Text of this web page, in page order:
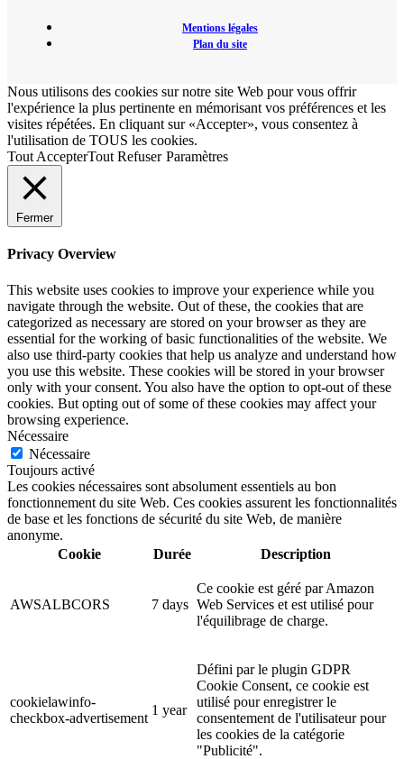
Mentions légales
Plan du site
Nous utilisons des cookies sur notre site Web pour vous offrir
l'expérience la plus pertinente en mémorisant vos préférences et les
visites répétées. En cliquant sur «Accepter», vous consentez à
l'utilisation de TOUS les cookies.
Tout AccepterTout Refuser Paramètres
Fermer
Privacy Overview
This website uses cookies to improve your experience while you
navigate through the website. Out of these, the cookies that are
categorized as necessary are stored on your browser as they are
essential for the working of basic functionalities of the website. We
also use third-party cookies that help us analyze and understand how
you use this website. These cookies will be stored in your browser
only with your consent. You also have the option to opt-out of these
cookies. But opting out of some of these cookies may affect your
browsing experience.
Nécessaire
Nécessaire
Toujours activé
Les cookies nécessaires sont absolument essentiels au bon
fonctionnement du site Web. Ces cookies assurent les fonctionnalités
de base et les fonctions de sécurité du site Web, de manière
anonyme.
Cookie
Durée Description
AWSALBCORS 7 days
Ce cookie est géré par Amazon
Web Services et est utilisé pour
l'équilibrage de charge.
cookielawinfo-
checkbox-advertisement
1 year
Défini par le plugin GDPR
Cookie Consent, ce cookie est
utilisé pour enregistrer le
consentement de l'utilisateur pour
les cookies de la catégorie
"Publicité".